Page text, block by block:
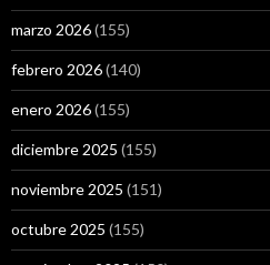
marzo 2026(155)
febrero 2026(140)
enero 2026(155)
diciembre 2025 (155)
noviembre 2025 (151)
octubre 2025 (155)